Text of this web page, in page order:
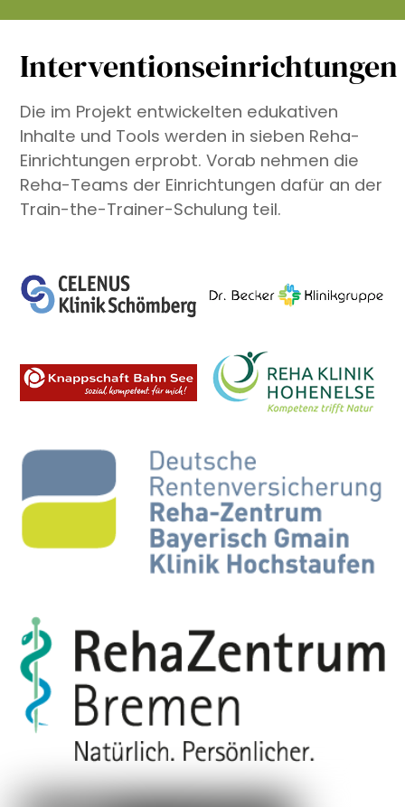
Interventionseinrichtungen
Die im Projekt entwickelten edukativen
Inhalte und Tools werden in sieben Reha-
Einrichtungen erprobt. Vorab nehmen die
Reha-Teams der Einrichtungen dafür an der
Train-the-Trainer-Schulung teil.